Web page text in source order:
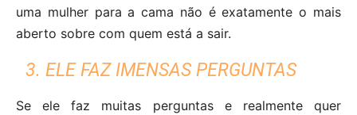
uma mulher para a cama não é exatamente o mais
aberto sobre com quem está a sair.
3. ELE FAZ IMENSAS PERGUNTAS
Se ele faz muitas perguntas e realmente quer